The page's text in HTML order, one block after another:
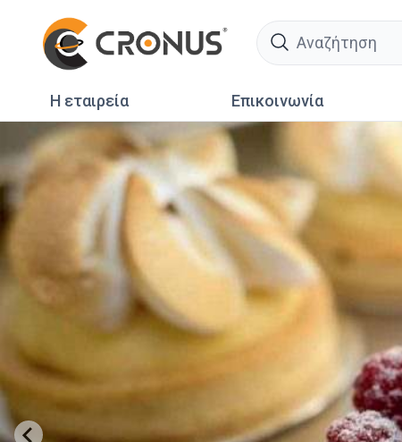
search
Η εταιρεία Επικοινωνία